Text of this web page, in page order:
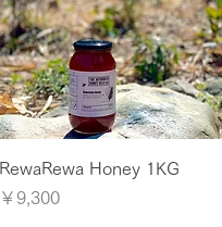
クイックビュー
RewaRewa Honey 1KG
価格
￥9,300